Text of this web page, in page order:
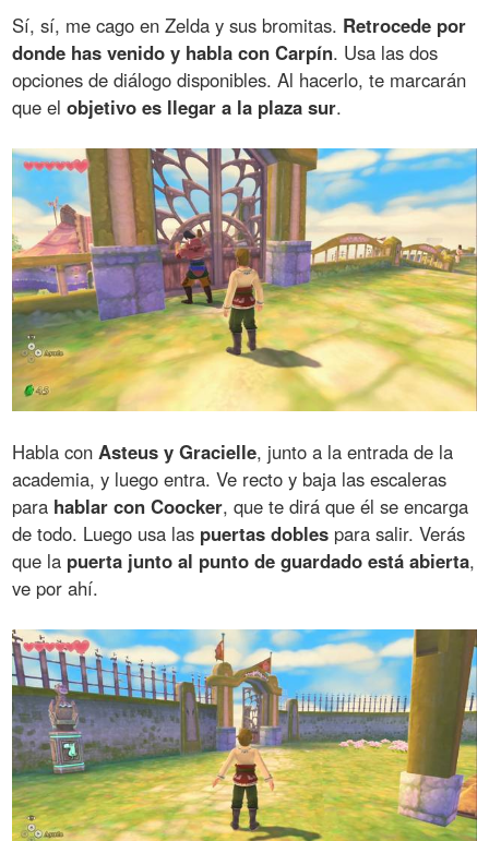
Sí, sí, me cago en Zelda y sus bromitas. Retrocede por
donde has venido y habla con Carpín. Usa las dos
opciones de diálogo disponibles. Al hacerlo, te marcarán
que elobjetivo es llegar a la plaza sur.
Habla conAsteus y Gracielle, junto a la entrada de la
academia, y luego entra. Ve recto y baja las escaleras
para hablar con Coocker, que te dirá que él se encarga
de todo. Luego usa las puertas dobles para salir. Verás
que la puerta junto al punto de guardado está abierta,
ve por ahí.